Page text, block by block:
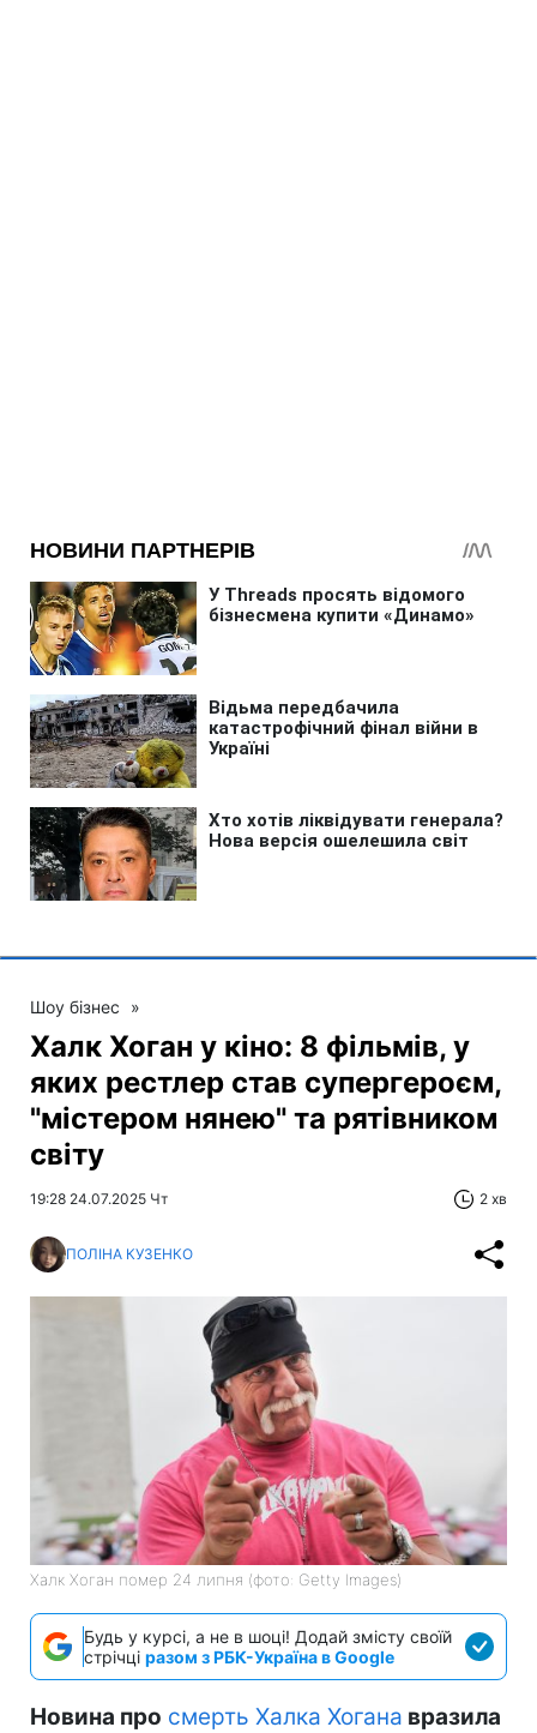
Шоу бізнес »
Халк Хоган у кіно: 8 фільмів, у
яких рестлер став супергероєм,
"містером нянею" та рятівником
світу
19:28 24.07.2025 Чт 2 хв
ПОЛІНА КУЗЕНКО
Халк Хоган помер 24 липня (фото: Getty Images)
Будь у курсі, а не в шоці! Додай змісту своїй
стрічці разом з РБК-Україна в Google
Новина про смерть Халка Хогана вразила